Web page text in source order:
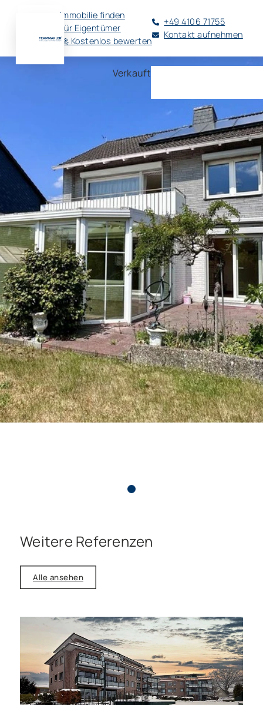
Immobilie finden
Für Eigentümer
🚀 Kostenlos bewerten
+49 4106 71755
Kontakt aufnehmen
Verkauft
Weitere Referenzen
Alle ansehen